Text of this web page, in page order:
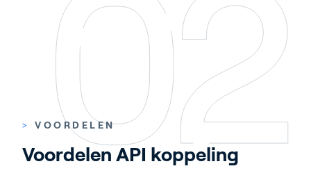
> VOORDELEN
Voordelen API koppeling